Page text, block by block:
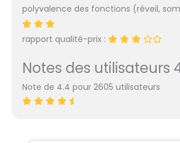
polyvalence des fonctions (réveil,
rapport qualité-prix :
Notes des utilisateurs
Note de 4.4 pour 2605 utilisateurs